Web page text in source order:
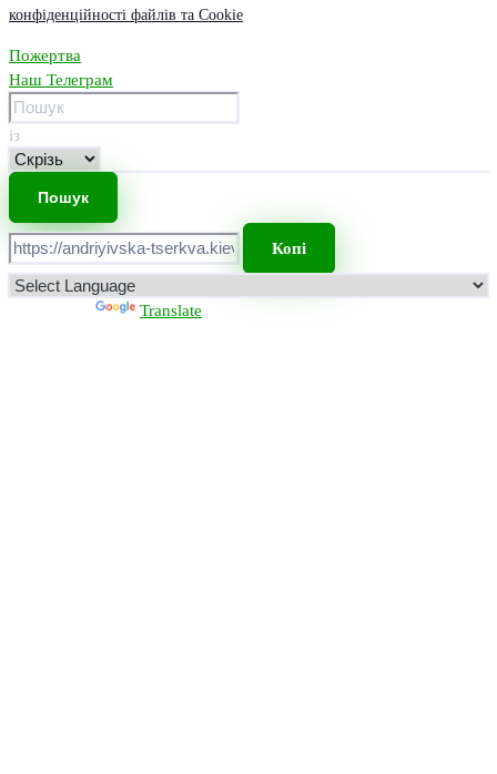
конфіденційності файлів та Cookie
Пожертва
Наш Телеграм
із
Копі
Translate